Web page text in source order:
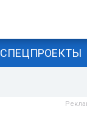
СПЕЦПРОЕКТЫ